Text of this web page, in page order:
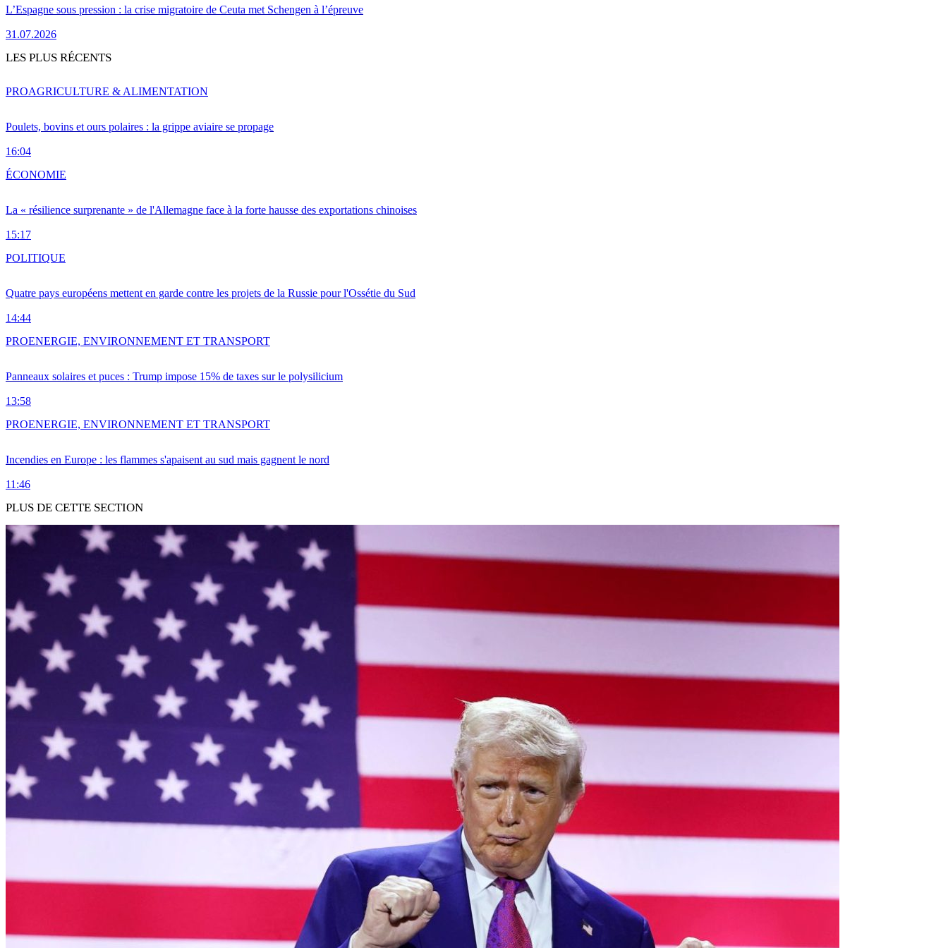
L’Espagne sous pression : la crise migratoire de Ceuta met Schengen à l’épreuve
31.07.2026
LES PLUS RÉCENTS
Poulets, bovins et ours polaires : la grippe aviaire se propage
16:04
PROAGRICULTURE & ALIMENTATION
La « résilience surprenante » de l'Allemagne face à la forte hausse des exportations chinoises
15:17
ÉCONOMIE
Quatre pays européens mettent en garde contre les projets de la Russie pour l'Ossétie du Sud
14:44
POLITIQUE
Panneaux solaires et puces : Trump impose 15% de taxes sur le polysilicium
13:58
PROENERGIE, ENVIRONNEMENT ET TRANSPORT
Incendies en Europe : les flammes s'apaisent au sud mais gagnent le nord
11:46
PROENERGIE, ENVIRONNEMENT ET TRANSPORT
PLUS DE CETTE SECTION